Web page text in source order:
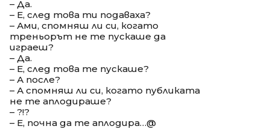
– Да.
– Е, след това ти подаваха?
– Ами, спомняш ли си, когато
треньорът не те пускаше да
играеш?
– Да.
– Е, след това те пускаше?
– А после?
– А спомняш ли си, когато публиката
не те аплодираше?
– ?!?
– Е, почна да те аплодира…@